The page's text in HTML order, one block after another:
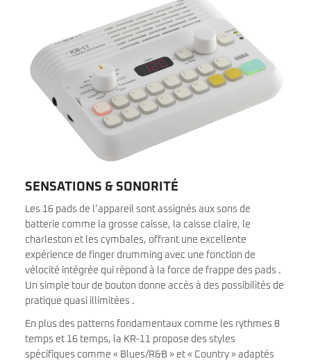
SENSATIONS & SONORITÉ
Les 16 pads de l’appareil sont assignés aux sons de
batterie comme la grosse caisse, la caisse claire, le
charleston et les cymbales, offrant une excellente
expérience de finger drumming avec une fonction de
vélocité intégrée qui répond à la force de frappe des pads .
Un simple tour de bouton donne accès à des possibilités de
pratique quasi illimitées .
En plus des patterns fondamentaux comme les rythmes 8
temps et 16 temps, la KR-11 propose des styles
spécifiques comme « Blues/R&B » et « Country » adaptés